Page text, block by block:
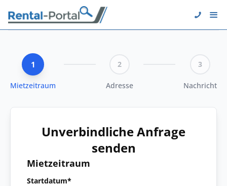
1
Mietzeitraum
2
Adresse
3
Nachricht
Unverbindliche Anfrage
senden
Mietzeitraum
Startdatum*